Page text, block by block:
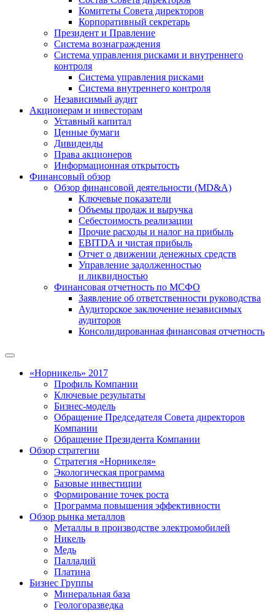
Комитеты Совета директоров
Корпоративный секретарь
Президент и Правление
Система вознаграждения
Система управления рисками и внутреннего
контроля
Система управления рисками
Система внутреннего контроля
Независимый аудит
Акционерам и инвесторам
Уставный капитал
Ценные бумаги
Дивиденды
Права акционеров
Информационная открытость
Финансовый обзор
Обзор финансовой деятельности (MD&A)
Ключевые показатели
Объемы продаж и выручка
Себестоимость реализации
Прочие расходы и налог на прибыль
EBITDA и чистая прибыль
Отчет о движении денежных средств
Управление задолженностью
и ликвидностью
Финансовая отчетность по МСФО
Заявление об ответственности руководства
Аудиторское заключение независимых
аудиторов
Консолидированная финансовая отчетность
«Норникель» 2017
Профиль Компании
Ключевые результаты
Бизнес-модель
Обращение Председателя Совета директоров
Компании
Обращение Президента Компании
Обзор стратегии
Стратегия «Норникеля»
Экологическая программа
Базовые инвестиции
Формирование точек роста
Программа повышения эффективности
Обзор рынка металлов
Металлы в производстве электромобилей
Никель
Медь
Палладий
Платина
Бизнес Группы
Минеральная база
Геологоразведка